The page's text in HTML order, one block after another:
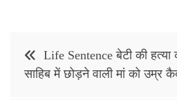
Post
navigation
Life Sentence बेटी की हत्या
साहिब में छोड़ने वाली मां को उम्र